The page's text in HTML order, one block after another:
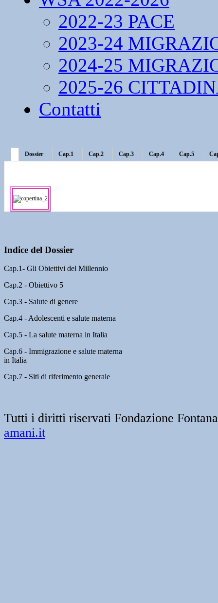
2022-23 PACE
2023-24
2024-25
2025-26
Contatti
Dossier Cap.1 Cap.2 Cap.3 Cap.4 Cap.5
Indice del Dossier
Cap.1- Gli Obiettivi del Millennio
Cap.2 - Obiettivo 5
Cap.3 - Salute di genere
Cap.4 - Adolescenti e salute materna
Cap.5 - La salute materna in Italia
Cap.6 - Immigrazione e salute materna
in Italia
Cap.7 - Siti di riferimento generale
Tutti i diritti riservati Fondazione
amani.it